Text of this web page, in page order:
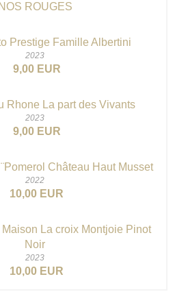
NOS ROUGES
Prestige Famille Albertini
2023
9,00 EUR
Rhone La part des Vivants
2023
9,00 EUR
Château Haut Musset
2022
10,00 EUR
La croix Montjoie Pinot
Noir
2023
10,00 EUR